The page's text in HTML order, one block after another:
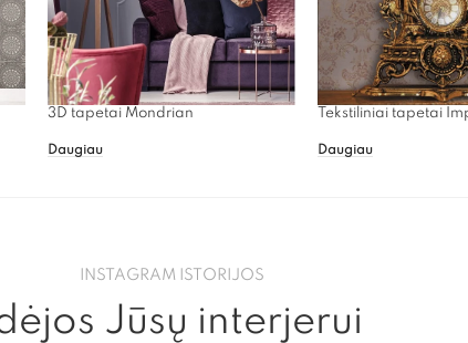
3D tapetai Mondrian
Daugiau
Tekstiliniai tapetai
Daugiau
INSTAGRAM ISTORIJOS
Jūsų interjerui